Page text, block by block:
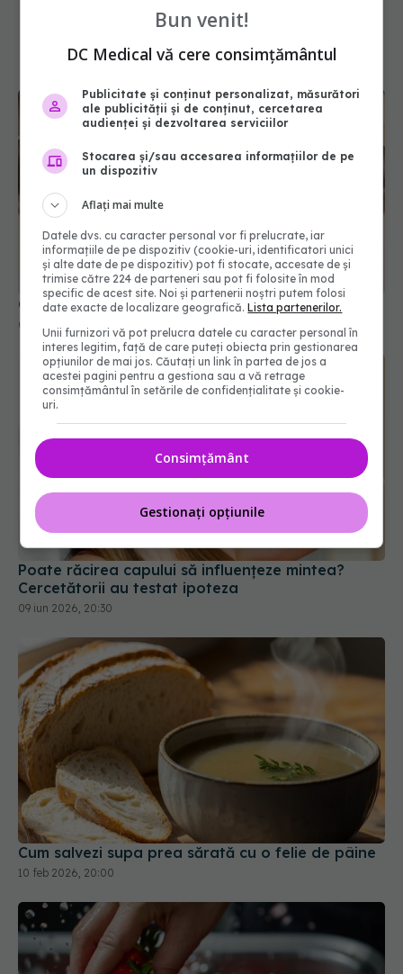
Ce înseamnă dacă vezi pete gri pe carnea tocată
05 feb 2026, 16:58
Poate răcirea capului să influențeze mintea?
Cercetătorii au testat ipoteza
09 iun 2026, 20:30
Cum salvezi supa prea sărată cu o felie de pâine
10 feb 2026, 20:00
Bun venit!
DC Medical vă cere consimțământul
Publicitate și conținut personalizat, măsurători
ale publicității și de conținut, cercetarea
audienței și dezvoltarea serviciilor
Stocarea și/sau accesarea informațiilor de pe
un dispozitiv
Aflați mai multe
Datele dvs. cu caracter personal vor fi prelucrate, iar
informațiile de pe dispozitiv (cookie-uri, identificatori unici
și alte date de pe dispozitiv) pot fi stocate, accesate de și
trimise către 224 de parteneri sau pot fi folosite în mod
specific de acest site. Noi și partenerii noștri putem folosi
date exacte de localizare geografică.Lista partenerilor.
Unii furnizori vă pot prelucra datele cu caracter personal în
interes legitim, față de care puteți obiecta prin gestionarea
opțiunilor de mai jos. Căutați un link în partea de jos a
acestei pagini pentru a gestiona sau a vă retrage
consimțământul în setările de confidențialitate și cookie-
uri.
Consimțământ
Gestionați opțiunile